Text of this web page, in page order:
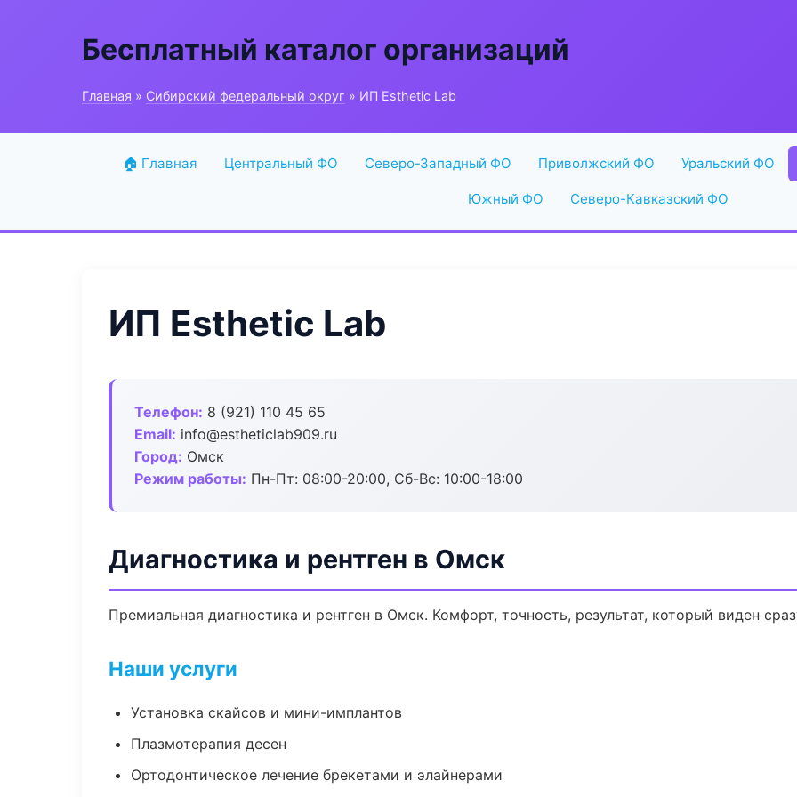
Бесплатный каталог организаций
Главная » Сибирский федеральный округ » ИП Esthetic Lab
🏠 Главная Центральный ФО Северо-Западный ФО Приволжский ФО Уральский ФО
Южный ФО Северо-Кавказский ФО
ИП Esthetic Lab
Телефон: 8 (921) 110 45 65
Email: info@estheticlab909.ru
Город: Омск
Режим работы: Пн-Пт: 08:00-20:00, Сб-Вс: 10:00-18:00
Диагностика и рентген в Омск
Премиальная диагностика и рентген в Омск. Комфорт, точность, результат, который виден
Наши услуги
Установка скайсов и мини-имплантов
Плазмотерапия десен
Ортодонтическое лечение брекетами и элайнерами